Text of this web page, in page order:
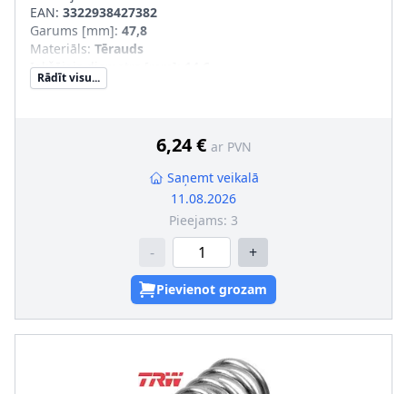
EAN: 3322938427382
Garums [mm]: 47,8
Materiāls: Tērauds
Iekšējais diametrs [mm]
Ārējais diametrs [mm]
Informācija nav pieejama, lūdzu, griezieties pie
Rādīt visu...
6,24 € ar PVN
Saņemt veikalā
11.08.2026
Pieejams: 3
- +
Pievienot grozam